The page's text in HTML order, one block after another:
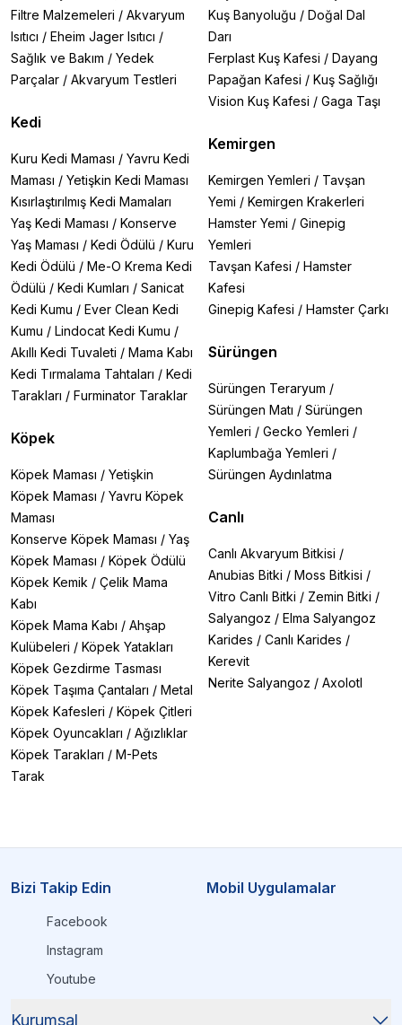
Filtre Malzemeleri / Akvaryum
Isıtıcı / Eheim Jager Isıtıcı /
Sağlık ve Bakım / Yedek
Parçalar / Akvaryum Testleri
Kedi
Kuru Kedi Maması / Yavru Kedi
Maması / Yetişkin Kedi Maması
Kısırlaştırılmış Kedi Mamaları
Yaş Kedi Maması / Konserve
Yaş Maması / Kedi Ödülü / Kuru
Kedi Ödülü / Me-O Krema Kedi
Ödülü / Kedi Kumları / Sanicat
Kedi Kumu / Ever Clean Kedi
Kumu / Lindocat Kedi Kumu /
Akıllı Kedi Tuvaleti / Mama Kabı
Kedi Tırmalama Tahtaları / Kedi
Tarakları / Furminator Taraklar
Köpek
Köpek Maması / Yetişkin
Köpek Maması / Yavru Köpek
Maması
Konserve Köpek Maması / Yaş
Köpek Maması / Köpek Ödülü
Köpek Kemik / Çelik Mama
Kabı
Köpek Mama Kabı / Ahşap
Kulübeleri / Köpek Yatakları
Köpek Gezdirme Tasması
Köpek Taşıma Çantaları / Metal
Köpek Kafesleri / Köpek Çitleri
Köpek Oyuncakları / Ağızlıklar
Köpek Tarakları / M-Pets
Tarak
Kuş Banyoluğu / Doğal Dal
Darı
Ferplast Kuş Kafesi / Dayang
Papağan Kafesi / Kuş Sağlığı
Vision Kuş Kafesi / Gaga Taşı
Kemirgen
Kemirgen Yemleri / Tavşan
Yemi / Kemirgen Krakerleri
Hamster Yemi / Ginepig
Yemleri
Tavşan Kafesi / Hamster
Kafesi
Ginepig Kafesi / Hamster Çarkı
Sürüngen
Sürüngen Teraryum /
Sürüngen Matı / Sürüngen
Yemleri / Gecko Yemleri /
Kaplumbağa Yemleri /
Sürüngen Aydınlatma
Canlı
Canlı Akvaryum Bitkisi /
Anubias Bitki / Moss Bitkisi /
Vitro Canlı Bitki / Zemin Bitki /
Salyangoz / Elma Salyangoz
Karides / Canlı Karides /
Kerevit
Nerite Salyangoz / Axolotl
Bizi Takip Edin
Facebook
Instagram
Youtube
Mobil Uygulamalar
Kurumsal